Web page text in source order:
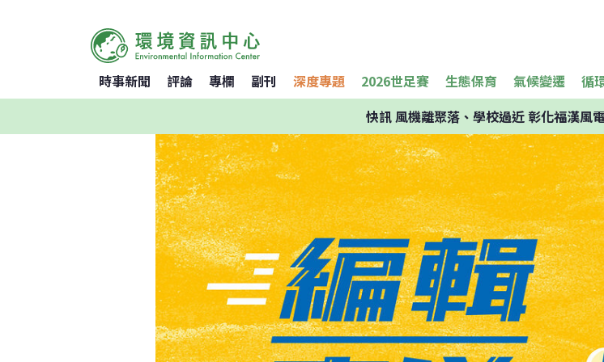
時事新聞 評論 專欄 副刊 深度專題 2026世足賽 生態保育 氣候變遷 循
快訊風機離聚落、學校過近 彰化福漢風